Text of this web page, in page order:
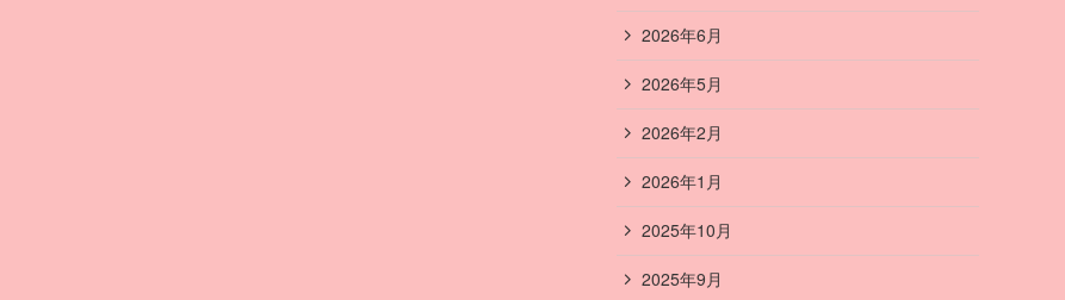
2026年6月
2026年5月
2026年2月
2026年1月
2025年10月
2025年9月